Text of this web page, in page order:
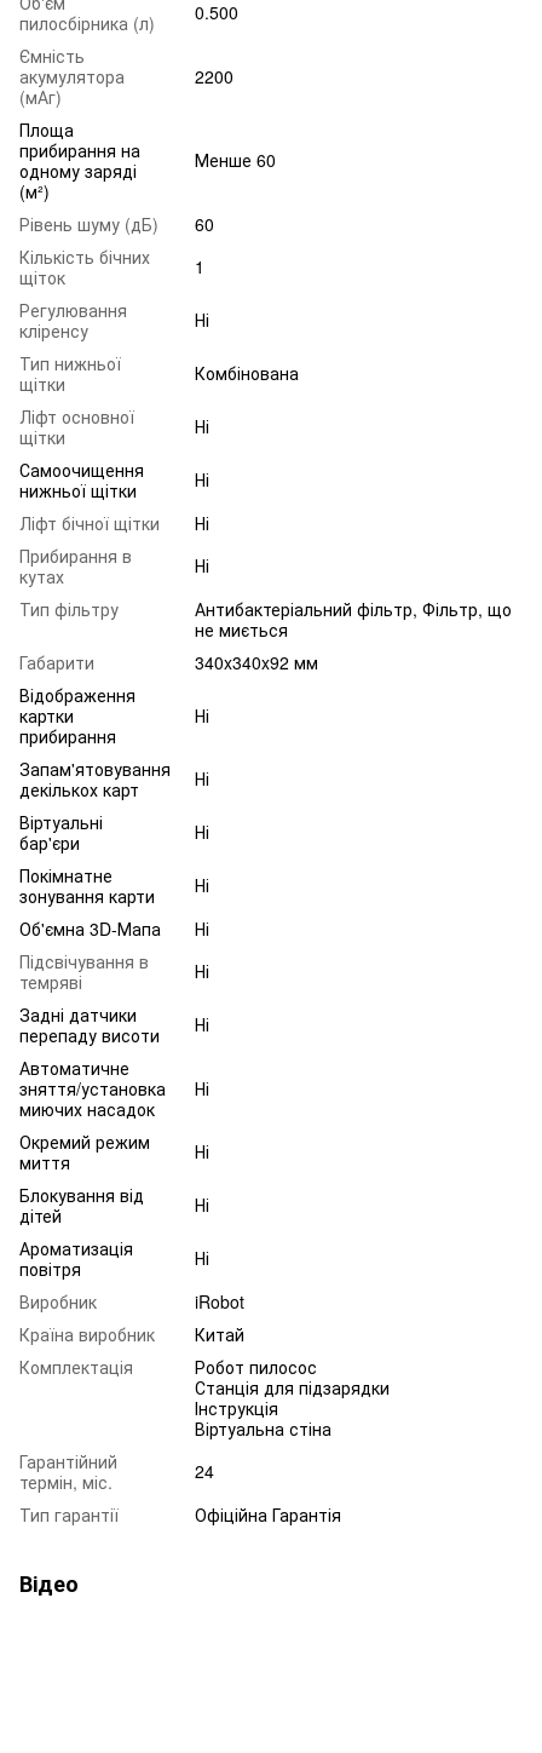
пилосбірника (л)
0.500
Ємність
акумулятора
(мАг)
2200
Площа
прибирання на
одному заряді
(м²)
Менше 60
Рівень шуму (дБ)
60
Кількість бічних
щіток
1
Регулювання
кліренсу
Ні
Тип нижньої
щітки
Комбінована
Ліфт основної
щітки
Ні
Самоочищення
нижньої щітки
Ні
Ліфт бічної щітки
Ні
Прибирання в
кутах
Ні
Тип фільтру
Антибактеріальний фільтр, Фільтр, що
не миється
Габарити
340x340x92 мм
Відображення
картки
прибирання
Ні
Запам'ятовування
декількох карт
Ні
Віртуальні
бар'єри
Ні
Покімнатне
зонування карти
Ні
Об'ємна 3D-Мапа
Ні
Підсвічування в
темряві
Ні
Задні датчики
перепаду висоти
Ні
Автоматичне
зняття/установка
миючих насадок
Ні
Окремий режим
миття
Ні
Блокування від
дітей
Ні
Ароматизація
повітря
Ні
Виробник
iRobot
Країна виробник
Китай
Комплектація
Робот пилосос
Станція для підзарядки
Інструкція
Віртуальна стіна
Гарантійний
термін, міс.
24
Тип гарантії
Офіційна Гарантія
Відео